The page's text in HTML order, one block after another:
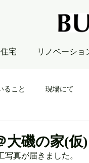
宅 リノベーショ
ること 現場にて
大磯の家(仮)
写真が届きました。